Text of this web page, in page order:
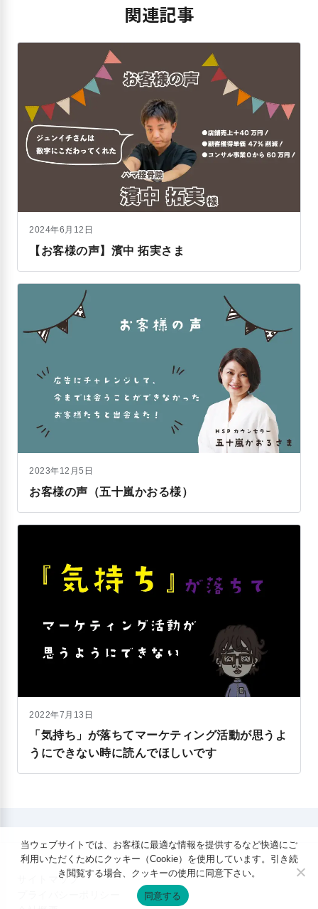
関連記事
2024年6月12日
【お客様の声】濱中 拓実さま
2023年12月5日
お客様の声（五十嵐かおる様）
2022年7月13日
「気持ち」が落ちてマーケティング活動が思うよ
うにできない時に読んでほしいです
サイトマップ
当ウェブサイトでは、お客様に最適な情報を提供するなど快適にご
利用いただくためにクッキー（Cookie）を使用しています。引き続
き閲覧する場合、クッキーの使用に同意下さい。
同意する